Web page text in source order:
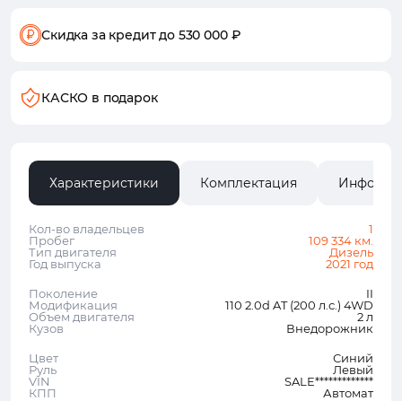
Скидка за кредитдо 530 000 ₽
КАСКО в подарок
Характеристики Комплектация
Кол-во владельцев
1
Пробег
109 334 км.
Тип двигателя
Дизель
Год выпуска
2021 год
Поколение
II
Модификация
110 2.0d AT (200 л.с.) 4WD
Объем двигателя
2 л
Кузов
Внедорожник
Цвет
Синий
Руль
Левый
VIN
SALE*************
КПП
Автомат